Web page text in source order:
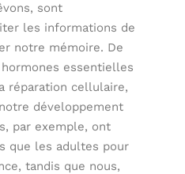
sont
les informations de
notre mémoire. De
essentielles
réparation cellulaire,
développement
par exemple, ont
que les adultes pour
tandis que nous,